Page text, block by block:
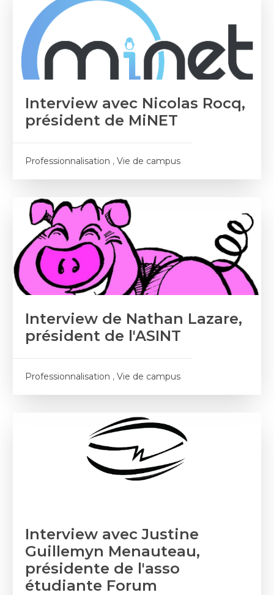
Interview avec Nicolas Rocq,
président de MiNET
Professionnalisation , Vie de campus
Interview de Nathan Lazare,
président de l'ASINT
Professionnalisation , Vie de campus
Interview avec Justine
Guillemyn Menauteau,
présidente de l'asso
étudiante Forum